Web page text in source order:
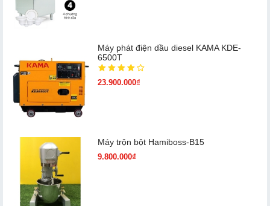
Máy phát điện dầu diesel KAMA KDE-
6500T
23.900.000₫
Máy trộn bột Hamiboss-B15
9.800.000₫